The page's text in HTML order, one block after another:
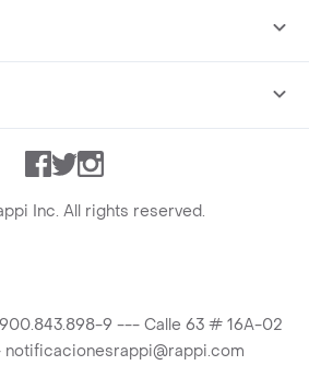
Facebook
TwitterInstagram
Inc. All rights reserved.
9 --- Calle 63 # 16A-02
notificacionesrappi@rappi.com